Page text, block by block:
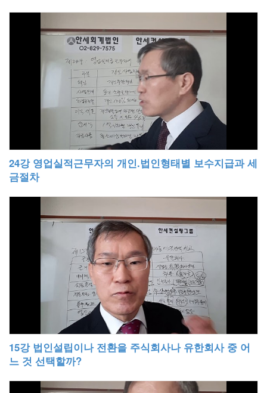
24강 영업실적근무자의 개인.법인형태별 보수지급과 세
금절차
15강 법인설립이나 전환을 주식회사나 유한회사 중 어
느 것 선택할까?